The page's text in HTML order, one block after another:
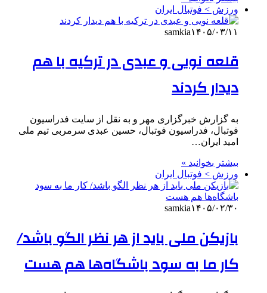
ورزش > فوتبال ایران
samkia۱۴۰۵/۰۳/۱۱
قلعه نویی و عبدی در ترکیه با هم
دیدار کردند
به گزارش خبرگزاری مهر و به نقل از سایت فدراسیون
فوتبال، فدراسیون فوتبال، حسین عبدی سرمربی تیم ملی
امید ایران…
بیشتر بخوانید »
ورزش > فوتبال ایران
samkia۱۴۰۵/۰۲/۳۰
بازیکن ملی باید از هر نظر الگو باشد/
کار ما به سود باشگاه‌ها هم هست